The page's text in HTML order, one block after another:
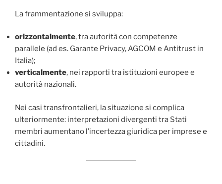
La frammentazione si sviluppa:
orizzontalmente, tra autorità con competenze
parallele (ad es. Garante Privacy, AGCOM e Antitrust in
Italia);
verticalmente, nei rapporti tra istituzioni europee e
autorità nazionali.
Nei casi transfrontalieri, la situazione si complica
ulteriormente: interpretazioni divergenti tra Stati
membri aumentano l’incertezza giuridica per imprese e
cittadini.